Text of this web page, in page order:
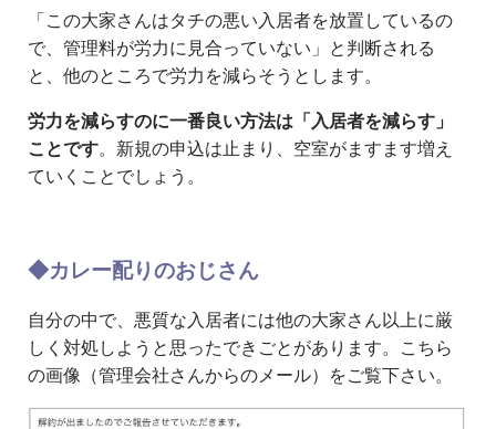
「この大家さんはタチの悪い入居者を放置しているの
で、管理料が労力に見合っていない」と判断される
と、他のところで労力を減らそうとします。
労力を減らすのに一番良い方法は「入居者を減らす」
ことです。新規の申込は止まり、空室がますます増え
ていくことでしょう。
◆カレー配りのおじさん
自分の中で、悪質な入居者には他の大家さん以上に厳
しく対処しようと思ったできごとがあります。こちら
の画像（管理会社さんからのメール）をご覧下さい。